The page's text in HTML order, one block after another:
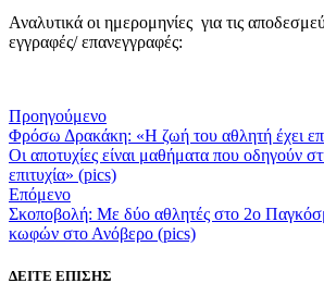
Αναλυτικά οι ημερομηνίες για τις
εγγραφές/ επανεγγραφές:
Προηγούμενο
Φρόσω Δρακάκη: «Η ζωή του αθλητή έχει
Οι αποτυχίες είναι μαθήματα που οδηγούν
επιτυχία» (pics)
Επόμενο
Σκοποβολή: Με δύο αθλητές στο 2ο
κωφών στο Ανόβερο (pics)
ΔΕΙΤΕ ΕΠΙΣΗΣ